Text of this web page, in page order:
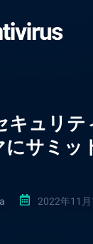
キュリ
サミッ
2022年11